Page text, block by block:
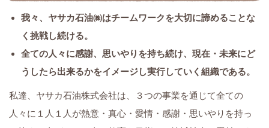
我々、ヤサカ石油㈱はチームワークを大切に諦めることな
く挑戦し続ける。
全ての人々に感謝、思いやりを持ち続け、現在・未来にど
うしたら出来るかをイメージし実行していく組織である。
私達、ヤサカ石油株式会社は、３つの事業を通じて全ての
人々に１人１人が熱意・真心・愛情・感謝・思いやりを持っ